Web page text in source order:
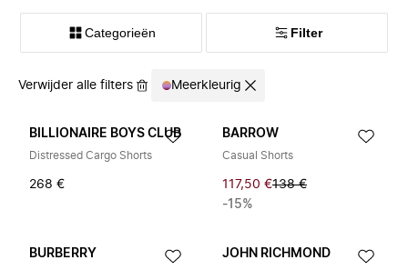
Categorieën Filter
Verwijder alle filters Meerkleurig
BILLIONAIRE BOYS CLUB
Distressed Cargo Shorts
268 €
BARROW
Casual Shorts
117,50 €138 €
-15%
BURBERRY JOHN RICHMOND